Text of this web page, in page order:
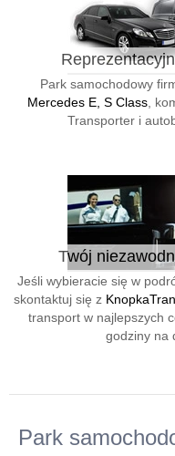
Park samochodowy
Mercedes E, S Class ,
Transporter i
Twój
Jeśli wybieracie się w
skontaktuj się z
transport w najlepszych
godziny na
Park